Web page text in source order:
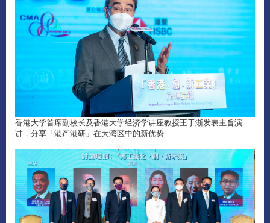
香港大学首席副校长及香港大学经济学讲座教授王于渐发表主旨演
讲，分享「港产港研」在大湾区中的新优势